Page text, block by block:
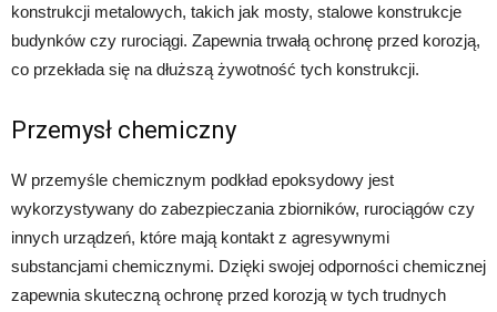
konstrukcji metalowych, takich jak mosty, stalowe konstrukcje
budynków czy rurociągi. Zapewnia trwałą ochronę przed korozją,
co przekłada się na dłuższą żywotność tych konstrukcji.
Przemysł chemiczny
W przemyśle chemicznym podkład epoksydowy jest
wykorzystywany do zabezpieczania zbiorników, rurociągów czy
innych urządzeń, które mają kontakt z agresywnymi
substancjami chemicznymi. Dzięki swojej odporności chemicznej
zapewnia skuteczną ochronę przed korozją w tych trudnych